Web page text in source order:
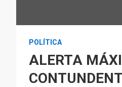
POLÍTICA
ALERTA